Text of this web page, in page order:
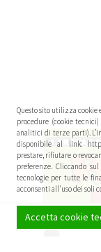
Questo sito utilizza
procedure (cookie
analitici di terze parti).
disponibile al link:
prestare, rifiutare o
preferenze. Cliccando
tecnologie per tutte le
acconsenti all'uso dei soli
Accetta cookie